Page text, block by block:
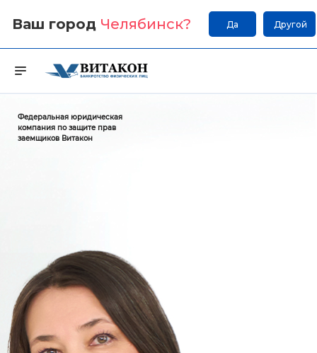
Ваш город Челябинск? Да Другой
Федеральная юридическая
компания по защите прав
заемщиков Витакон